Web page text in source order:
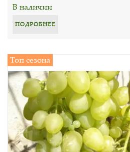
В наличии
ПОДРОБНЕЕ
Топ сезона